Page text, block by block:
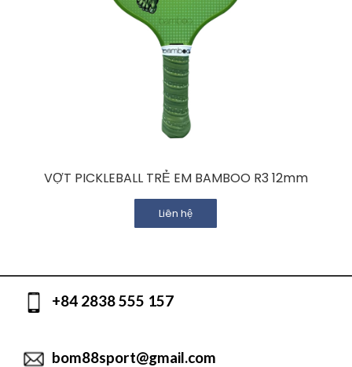
VỢT PICKLEBALL TRẺ EM BAMBOO R3 12mm
Liên hệ
+84 2838 555 157
bom88sport@gmail.com